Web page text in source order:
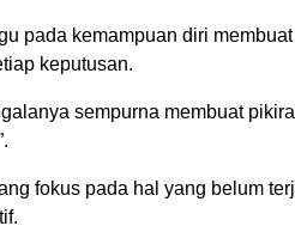
pada kemampuan diri membuat
keputusan.
sempurna membuat
fokus pada hal yang belum